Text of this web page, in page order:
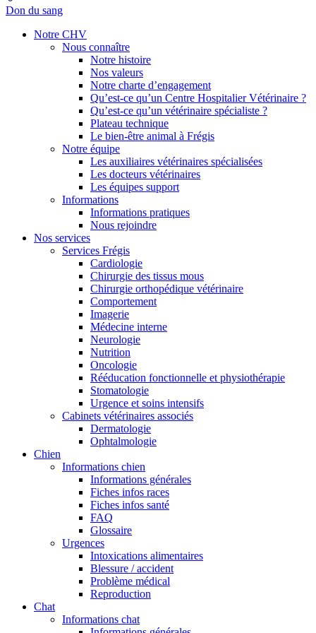
Don du sang
Notre CHV
Nous connaître
Notre histoire
Nos valeurs
Notre charte d’engagement
Qu’est-ce qu’un Centre Hospitalier Vétérinaire ?
Qu’est-ce qu’un vétérinaire spécialiste ?
Plateau technique
Le bien-être animal à Frégis
Notre équipe
Les auxiliaires vétérinaires spécialisées
Les docteurs vétérinaires
Les équipes support
Informations
Informations pratiques
Nous rejoindre
Nos services
Services Frégis
Cardiologie
Chirurgie des tissus mous
Chirurgie orthopédique vétérinaire
Comportement
Imagerie
Médecine interne
Neurologie
Nutrition
Oncologie
Rééducation fonctionnelle et physiothérapie
Stomatologie
Urgence et soins intensifs
Cabinets vétérinaires associés
Dermatologie
Ophtalmologie
Chien
Informations chien
Informations générales
Fiches infos races
Fiches infos santé
FAQ
Glossaire
Urgences
Intoxications alimentaires
Blessure / accident
Problème médical
Reproduction
Chat
Informations chat